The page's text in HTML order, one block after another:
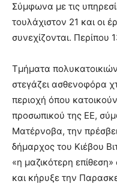
Σύμφωνα με τις
τουλάχιστον 21 και οι
συνεχίζονται. Περίπου
Τμήματα
στεγάζει ασθενοφόρα
περιοχή όπου
προσωπικού της ΕΕ,
Ματέρνοβα, την
δήμαρχος του Κιέβου
«η μαζικότερη
και κήρυξε την